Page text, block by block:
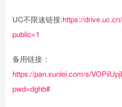
UC不限速链接:https://
public=1
备用链接：
https://pan.xunlei.com/s/
pwd=dghb#